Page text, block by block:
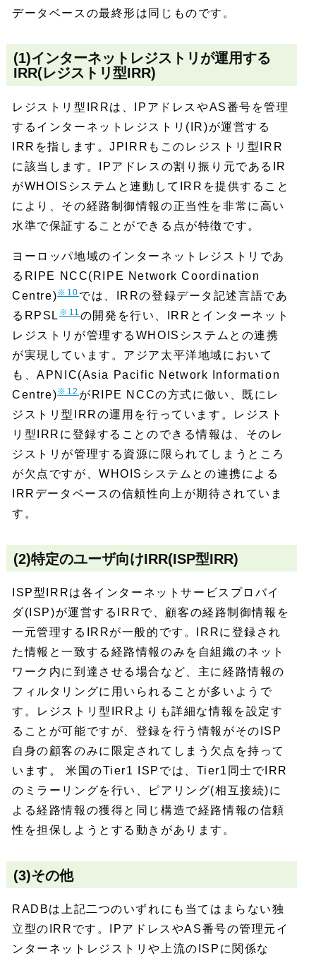
データベースの最終形は同じものです。
(1)インターネットレジストリが運用する
IRR(レジストリ型IRR)
レジストリ型IRRは、IPアドレスやAS番号を管理
するインターネットレジストリ(IR)が運営する
IRRを指します。JPIRRもこのレジストリ型IRR
に該当します。IPアドレスの割り振り元であるIR
がWHOISシステムと連動してIRRを提供すること
により、その経路制御情報の正当性を非常に高い
水準で保証することができる点が特徴です。
ヨーロッパ地域のインターネットレジストリであ
るRIPE NCC(RIPE Network Coordination
Centre)※10では、IRRの登録データ記述言語であ
るRPSL※11 の開発を行い、IRRとインターネット
レジストリが管理するWHOISシステムとの連携
が実現しています。アジア太平洋地域において
も、APNIC(Asia Pacific Network Information
Centre)※12 がRIPE NCCの方式に倣い、既にレ
ジストリ型IRRの運用を行っています。レジスト
リ型IRRに登録することのできる情報は、そのレ
ジストリが管理する資源に限られてしまうところ
が欠点ですが、WHOISシステムとの連携による
IRRデータベースの信頼性向上が期待されていま
す。
(2)特定のユーザ向けIRR(ISP型IRR)
ISP型IRRは各インターネットサービスプロバイ
ダ(ISP)が運営するIRRで、顧客の経路制御情報を
一元管理するIRRが一般的です。IRRに登録され
た情報と一致する経路情報のみを自組織のネット
ワーク内に到達させる場合など、主に経路情報の
フィルタリングに用いられることが多いようで
す。レジストリ型IRRよりも詳細な情報を設定す
ることが可能ですが、登録を行う情報がそのISP
自身の顧客のみに限定されてしまう欠点を持って
います。 米国のTier1 ISPでは、Tier1同士でIRR
のミラーリングを行い、ピアリング(相互接続)に
よる経路情報の獲得と同じ構造で経路情報の信頼
性を担保しようとする動きがあります。
(3)その他
RADBは上記二つのいずれにも当てはまらない独
立型のIRRです。IPアドレスやAS番号の管理元イ
ンターネットレジストリや上流のISPに関係な